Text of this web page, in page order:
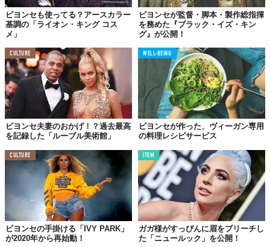
その返礼（？）として、2009年にレディ・ガガは「Telephone ft.
Beyoncé」を発表し、ビヨンセとコラボレーションを果たしてい
ます。
今年4月に開催された「コーチェラ・フェスティバル 2017」で
ビヨンセも使ってる？アースカラー
基調の「ライオン・キング コス
メ」
ビヨンセが監督・脚本・製作総指揮
を務めた『ブラック・イズ・キン
グ』が公開！
CULTURE
ビヨンセ夫妻のおかげ！？過去最高
を記録した「ルーブル美術館」
WELL-BEING
ビヨンセが作った、ヴィーガン専用
の料理レシピサービス
CULTURE
ビヨンセの手掛ける「IVY PARK」
が2020年から再始動！
ITEM
ガガ様がすっぴんに眉をブリーチし
た「ニュールック」を公開！